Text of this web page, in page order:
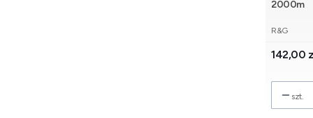
2000m
R&G
Cena
142,00
szt.